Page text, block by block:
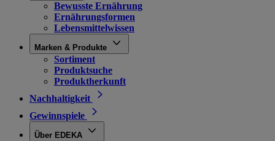
Bewusste Ernährung
Ernährungsformen
Lebensmittelwissen
Marken & Produkte
Sortiment
Produktsuche
Produktherkunft
Nachhaltigkeit
Gewinnspiele
Über EDEKA